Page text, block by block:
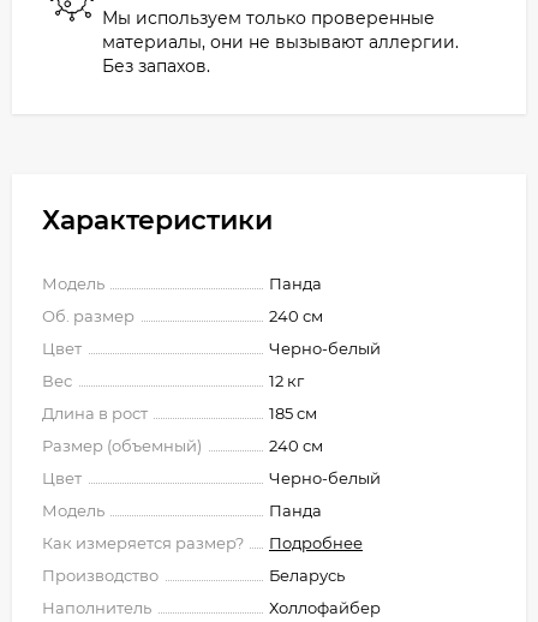
Мы используем только проверенные
материалы, они не вызывают аллергии.
Без запахов.
Характеристики
Модель
Панда
Об. размер
240 см
Цвет
Черно-белый
Вес
12 кг
Длина в рост
185 см
Размер (объемный)
240 см
Цвет
Черно-белый
Модель
Панда
Как измеряется размер?
Подробнее
Производство
Беларусь
Наполнитель
Холлофайбер